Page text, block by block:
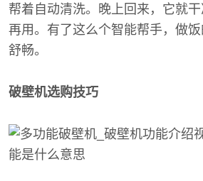
帮着自动清洗。晚上回来，它就
再用。有了这么个智能帮手，做
舒畅。
破壁机选购技巧